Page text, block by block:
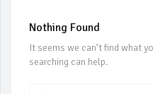
Nothing Found
It seems we can’t find what
searching can help.